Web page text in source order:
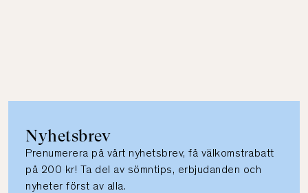
Nyhetsbrev
Prenumerera på vårt nyhetsbrev, få välkomstrabatt
på 200 kr! Ta del av sömntips, erbjudanden och
nyheter först av alla.